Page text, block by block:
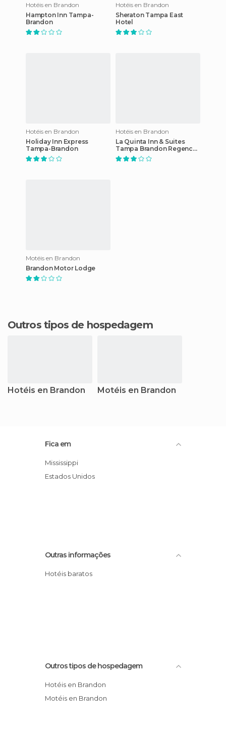
Hotéis en Brandon
Hampton Inn Tampa-
Brandon
Hotéis en Brandon
Sheraton Tampa East
Hotel
Hotéis en Brandon
Holiday Inn Express
Tampa-Brandon
Hotéis en Brandon
La Quinta Inn & Suites
Tampa Brandon Regency
Park
Motéis en Brandon
Brandon Motor Lodge
Outros tipos de hospedagem
Hotéis en Brandon Motéis en Brandon
Fica em
Mississippi
Estados Unidos
Outras informações
Hotéis baratos
Outros tipos de hospedagem
Hotéis en Brandon
Motéis en Brandon